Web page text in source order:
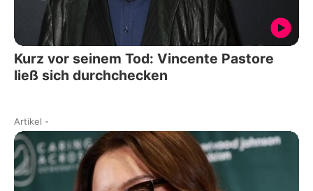
Kurz vor seinem Tod: Vincente Pastore
ließ sich durchchecken
Artikel -